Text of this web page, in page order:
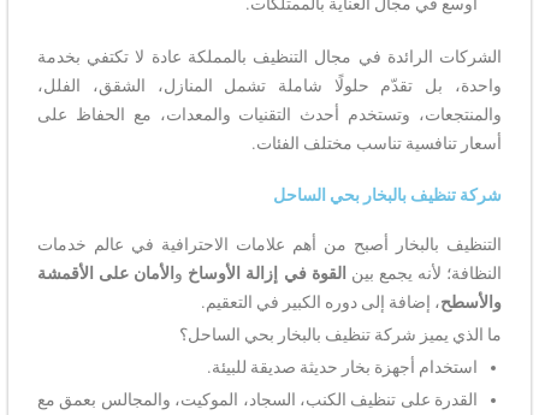
الشركات الرائدة في مجال التنظيف بالمملكة عادة لا تكتفي بخدمة
واحدة، بل تقدّم حلولًا شاملة تشمل المنازل، الشقق، الفلل،
والمنتجعات، وتستخدم أحدث التقنيات والمعدات، مع الحفاظ على
أسعار تنافسية تناسب مختلف الفئات.
شركة تنظيف بالبخار بحي الساحل
التنظيف بالبخار أصبح من أهم علامات الاحترافية في عالم خدمات
النظافة؛ لأنه يجمع بين القوة في إزالة الأوساخ و الأمان على الأقمشة
والأسطح، إضافة إلى دوره الكبير في التعقيم.
ما الذي يميز شركة تنظيف بالبخار بحي الساحل؟
استخدام أجهزة بخار حديثة صديقة للبيئة.
القدرة على تنظيف الكنب، السجاد، الموكيت، والمجالس بعمق مع